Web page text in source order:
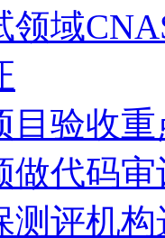
目验收
做代码
测评机